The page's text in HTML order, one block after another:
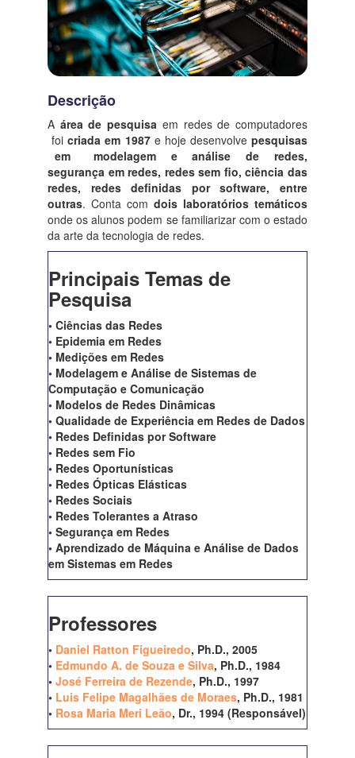
Descrição
A área de pesquisa em redes de computadores
foicriada em 1987 e hoje desenvolvepesquisas
em modelagem e análise de redes,
segurança em redes, redes sem fio, ciência das
redes, redes definidas por software, entre
outras. Conta com dois laboratórios temáticos
onde os alunos podem se familiarizar com o estado
da arte da tecnologia de redes.
Principais Temas de
Pesquisa
• Ciências das Redes
• Epidemia em Redes
• Medições em Redes
• Modelagem e Análise de Sistemas de
Computação e Comunicação
• Modelos de Redes Dinâmicas
• Qualidade de Experiência em Redes de Dados
• Redes Definidas por Software
• Redes sem Fio
• Redes Oportunísticas
• Redes Ópticas Elásticas
• Redes Sociais
• Redes Tolerantes a Atraso
• Segurança em Redes
• Aprendizado de Máquina e Análise de Dados
em Sistemas em Redes
Professores
• Daniel Ratton Figueiredo, Ph.D., 2005
• Edmundo A. de Souza e Silva, Ph.D., 1984
• José Ferreira de Rezende, Ph.D., 1997
• Luis Felipe Magalhães de Moraes, Ph.D., 1981
• Rosa Maria Meri Leão, Dr., 1994 (Responsável)